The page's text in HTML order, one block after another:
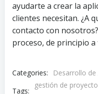
ayudarte a crear la
clientes necesitan. ¿A
contacto con
proceso, de principio a
Categories:
Desarrollo de
Tags:
gestión de